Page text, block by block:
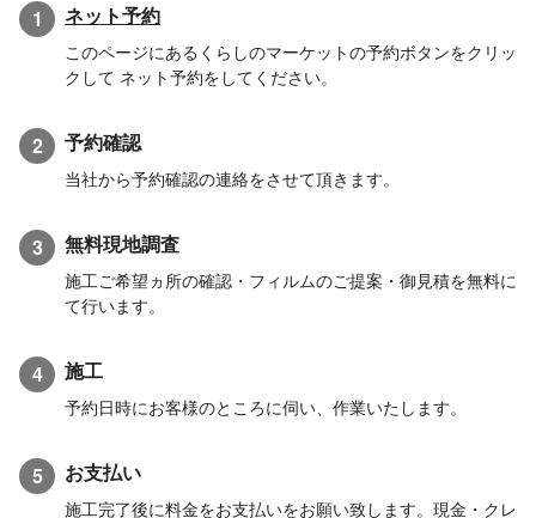
1 ネット予約
このページにあるくらしのマーケットの予約ボタンをクリッ
クして ネット予約をしてください。
2 予約確認
当社から予約確認の連絡をさせて頂きます。
3 無料現地調査
施工ご希望ヵ所の確認・フィルムのご提案・御見積を無料に
て行います。
4 施工
予約日時にお客様のところに伺い、作業いたします。
5 お支払い
施工完了後に料金をお支払いをお願い致します。現金・クレ